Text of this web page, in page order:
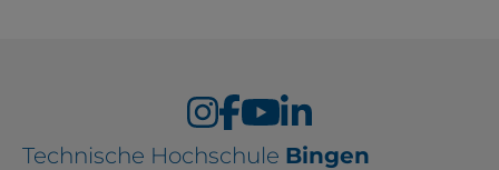
Technische Hochschule Bingen
EXTERNE MEDIEN
Seitenspezifische Erfassung von